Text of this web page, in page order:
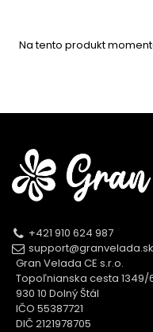
Na tento produkt
+421 910 624 987
support@granvelada.sk
Gran Velada CE s.r.o.
Topoľnianska cesta 1349/
930 10 Dolný Štál
IČO 55387721
DIČ 2121978705